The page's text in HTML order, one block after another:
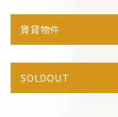
賃貸物件
SOLDOUT